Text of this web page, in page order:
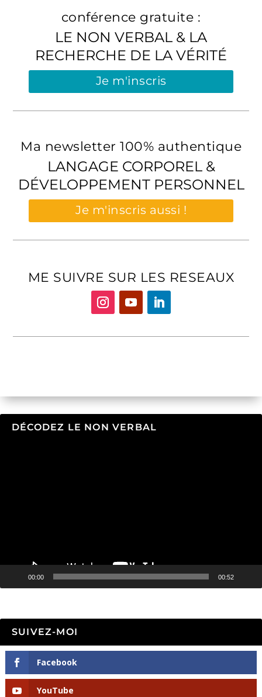
conférence gratuite :
LE NON VERBAL & LA
RECHERCHE DE LA VÉRITÉ
Je m'inscris
Ma newsletter 100% authentique
LANGAGE CORPOREL &
DÉVELOPPEMENT PERSONNEL
Je m'inscris aussi !
ME SUIVRE SUR LES RESEAUX
DÉCODEZ LE NON VERBAL
00:00 00:52
SUIVEZ-MOI
Facebook
YouTube